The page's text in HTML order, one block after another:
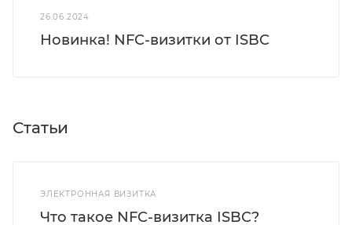
26.06.2024
Новинка! NFC-визитки от ISBC
Статьи
ЭЛЕКТРОННАЯ ВИЗИТКА
Что такое NFC-визитка ISBC?